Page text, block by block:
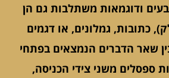
ודוגמאות משתלבות גם הן
כתובות, גמלונים, או דגמים
שאר הדברים הנמצאים בפתחי
ספסלים משני צידי הכניסה,